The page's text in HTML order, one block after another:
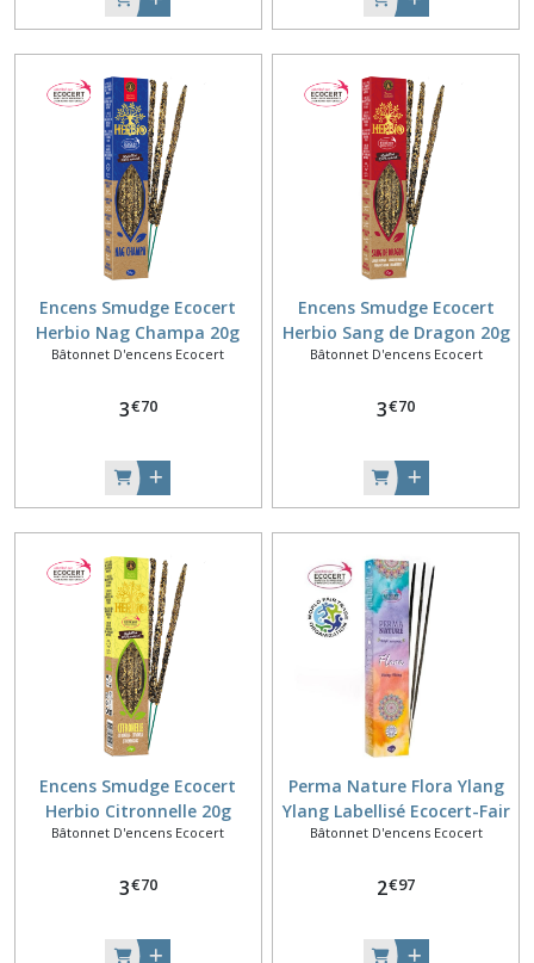
Encens Smudge Ecocert
Herbio Nag Champa 20g
Bâtonnet D'encens Ecocert
3€70
Encens Smudge Ecocert
Herbio Sang de Dragon 20g
Bâtonnet D'encens Ecocert
3€70
Encens Smudge Ecocert
Herbio Citronnelle 20g
Bâtonnet D'encens Ecocert
3€70
Perma Nature Flora Ylang
Ylang Labellisé Ecocert-Fair
Trade 15g
Bâtonnet D'encens Ecocert
2€97